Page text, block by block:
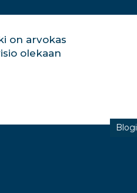
on arvokas
olekaan
Blogi